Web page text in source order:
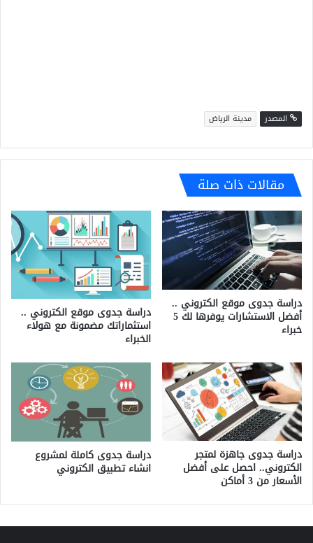
المصدر مدينة الرياض
مقالات ذات صلة
دراسة جدوى موقع الكتروني ..
أفضل الاستشارات يوفرها لك 5
خبراء
دراسة جدوى موقع الكتروني ..
استثماراتك مضمونة مع هولاء
الخبراء
دراسة جدوى جاهزة لمتجر
الكتروني.. احصل على أفضل
الأسعار من 3 أماكن
دراسة جدوى كاملة لمشروع
انشاء تطبيق الكتروني